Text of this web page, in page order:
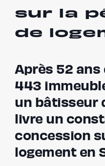
sur la
de
Après 52 ans
443
un bâtisseur
livre un
concession
logement en